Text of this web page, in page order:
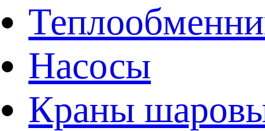
Насосы
Краны